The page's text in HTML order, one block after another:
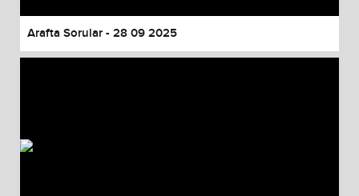
Arafta Sorular - 28 09 2025